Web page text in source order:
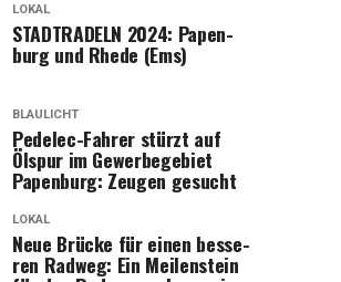
LOKAL
STADTRADELN 2024: Papen­
burg und Rhe­de (Ems)
BLAULICHT
Pedelec-Fah­rer stürzt auf
Ölspur im Gewer­be­ge­biet
Papen­burg: Zeu­gen gesucht
LOKAL
Neue Brü­cke für einen bes­se­
ren Rad­weg: Ein Mei­len­stein